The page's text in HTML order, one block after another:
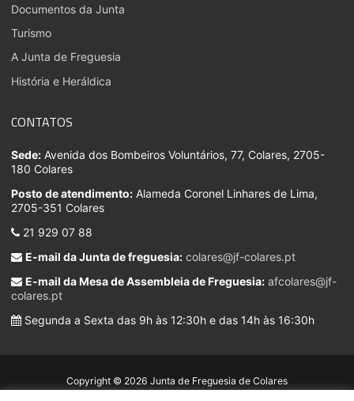
Documentos da Junta
Turismo
A Junta de Freguesia
História e Heráldica
CONTATOS
Sede: Avenida dos Bombeiros Voluntários, 77, Colares, 2705-
180 Colares
Posto de atendimento: Alameda Coronel Linhares de Lima,
2705-351 Colares
21 929 07 88
E-mail da Junta de freguesia: colares@jf-colares.pt
E-mail da Mesa de Assembleia de Freguesia: afcolares@jf-
colares.pt
Segunda a Sexta das 9h às 12:30h e das 14h às 16:30h
Copyright © 2026 Junta de Freguesia de Colares